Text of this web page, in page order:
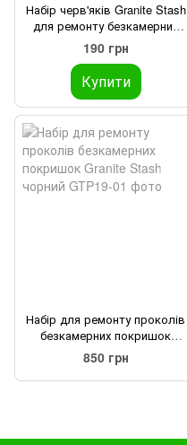
Набір черв'яків Granite Stash
для ремонту безкамерних
покришок 3,5mm 10шт.
190 грн
Купити
Набір для ремонту проколів
безкамерних покришок
Granite Stash чорний
850 грн